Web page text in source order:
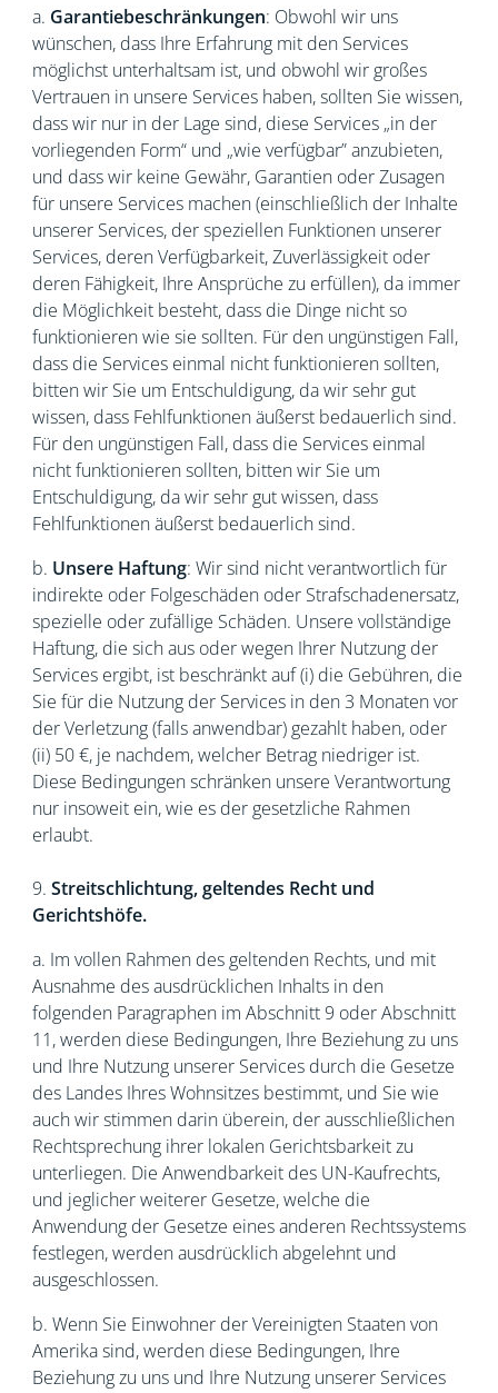
a. Garantiebeschränkungen: Obwohl wir uns
wünschen, dass Ihre Erfahrung mit den Services
möglichst unterhaltsam ist, und obwohl wir großes
Vertrauen in unsere Services haben, sollten Sie wissen,
dass wir nur in der Lage sind, diese Services „in der
vorliegenden Form“ und „wie verfügbar” anzubieten,
und dass wir keine Gewähr, Garantien oder Zusagen
für unsere Services machen (einschließlich der Inhalte
unserer Services, der speziellen Funktionen unserer
Services, deren Verfügbarkeit, Zuverlässigkeit oder
deren Fähigkeit, Ihre Ansprüche zu erfüllen), da immer
die Möglichkeit besteht, dass die Dinge nicht so
funktionieren wie sie sollten. Für den ungünstigen Fall,
dass die Services einmal nicht funktionieren sollten,
bitten wir Sie um Entschuldigung, da wir sehr gut
wissen, dass Fehlfunktionen äußerst bedauerlich sind.
Für den ungünstigen Fall, dass die Services einmal
nicht funktionieren sollten, bitten wir Sie um
Entschuldigung, da wir sehr gut wissen, dass
Fehlfunktionen äußerst bedauerlich sind.
b. Unsere Haftung: Wir sind nicht verantwortlich für
indirekte oder Folgeschäden oder Strafschadenersatz,
spezielle oder zufällige Schäden. Unsere vollständige
Haftung, die sich aus oder wegen Ihrer Nutzung der
Services ergibt, ist beschränkt auf (i) die Gebühren, die
Sie für die Nutzung der Services in den 3 Monaten vor
der Verletzung (falls anwendbar) gezahlt haben, oder
(ii) 50 €, je nachdem, welcher Betrag niedriger ist.
Diese Bedingungen schränken unsere Verantwortung
nur insoweit ein, wie es der gesetzliche Rahmen
erlaubt.
9. Streitschlichtung, geltendes Recht und
Gerichtshöfe.
a. Im vollen Rahmen des geltenden Rechts, und mit
Ausnahme des ausdrücklichen Inhalts in den
folgenden Paragraphen im Abschnitt 9 oder Abschnitt
11, werden diese Bedingungen, Ihre Beziehung zu uns
und Ihre Nutzung unserer Services durch die Gesetze
des Landes Ihres Wohnsitzes bestimmt, und Sie wie
auch wir stimmen darin überein, der ausschließlichen
Rechtsprechung ihrer lokalen Gerichtsbarkeit zu
unterliegen. Die Anwendbarkeit des UN-Kaufrechts,
und jeglicher weiterer Gesetze, welche die
Anwendung der Gesetze eines anderen Rechtssystems
festlegen, werden ausdrücklich abgelehnt und
ausgeschlossen.
b. Wenn Sie Einwohner der Vereinigten Staaten von
Amerika sind, werden diese Bedingungen, Ihre
Beziehung zu uns und Ihre Nutzung unserer Services